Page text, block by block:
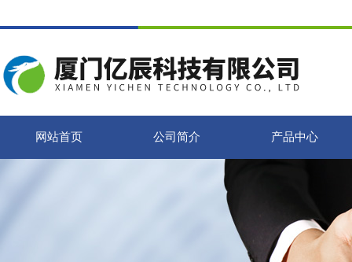
网站首页 公司简介 产品中心